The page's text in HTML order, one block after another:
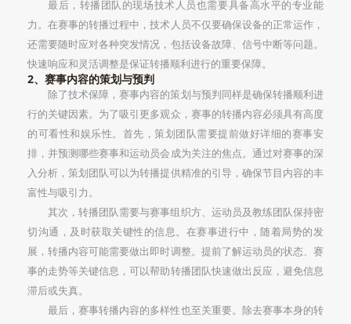
最后，转播团队的现场技术人员也需要具备高水平的专业能
力。在赛事的转播过程中，技术人员不仅要确保设备的正常运作，
还需要随时应对各种突发情况，包括设备故障、信号中断等问题。
快速响应和灵活调整是保证转播顺利进行的重要保障。
2、赛事内容的策划与预判
除了技术保障，赛事内容的策划与预判同样是确保转播顺利进
行的关键因素。为了吸引更多观众，赛事的转播内容必须具有高度
的可看性和娱乐性。首先，策划团队需要提前做好详细的赛事安
排，并预测哪些赛事和运动员会成为关注的焦点。通过对赛事的深
入分析，策划团队可以为转播提供精准的引导，确保节目内容的丰
富性与吸引力。
其次，转播团队需要与赛事组织方、运动员及教练团队保持密
切沟通，及时获取关键性的信息。在赛事进行中，随着局势的发
展，转播内容可能需要做出即时调整。提前了解运动员的状态、赛
事的走势等关键信息，可以帮助转播团队快速做出反应，避免信息
滞后或失真。
最后，赛事转播内容的多样性也至关重要。除去赛事本身的转